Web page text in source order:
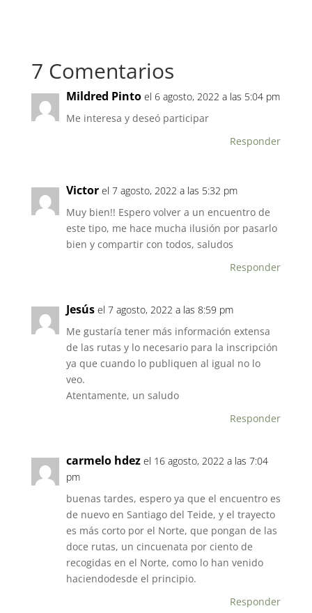
b
o
o
A
p
p
7 Comentarios
Mildred Pinto el 6 agosto, 2022 a las 5:04 pm
Me interesa y deseó participar
Responder
Victor el 7 agosto, 2022 a las 5:32 pm
Muy bien!! Espero volver a un encuentro de
este tipo, me hace mucha ilusión por pasarlo
bien y compartir con todos, saludos
Responder
Jesús el 7 agosto, 2022 a las 8:59 pm
Me gustaría tener más información extensa
de las rutas y lo necesario para la inscripción
ya que cuando lo publiquen al igual no lo
veo.
Atentamente, un saludo
Responder
carmelo hdez el 16 agosto, 2022 a las 7:04
pm
buenas tardes, espero ya que el encuentro es
de nuevo en Santiago del Teide, y el trayecto
es más corto por el Norte, que pongan de las
doce rutas, un cincuenata por ciento de
recogidas en el Norte, como lo han venido
haciendodesde el principio.
Responder